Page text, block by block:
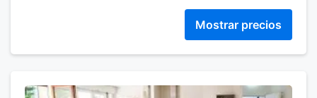
Mostrar precios